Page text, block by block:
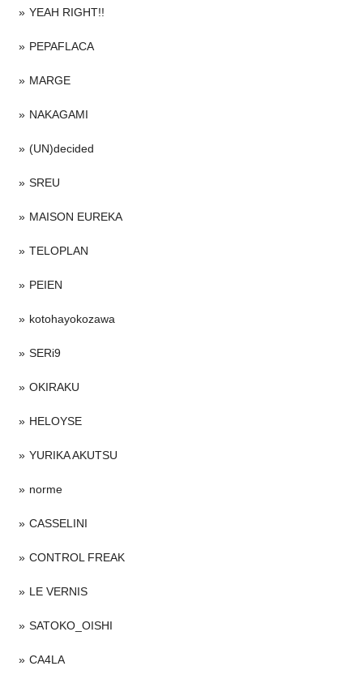
YEAH RIGHT!!
PEPAFLACA
MARGE
NAKAGAMI
(UN)decided
SREU
MAISON EUREKA
TELOPLAN
PEIEN
kotohayokozawa
SERi9
OKIRAKU
HELOYSE
YURIKA AKUTSU
norme
CASSELINI
CONTROL FREAK
LE VERNIS
SATOKO_OISHI
CA4LA